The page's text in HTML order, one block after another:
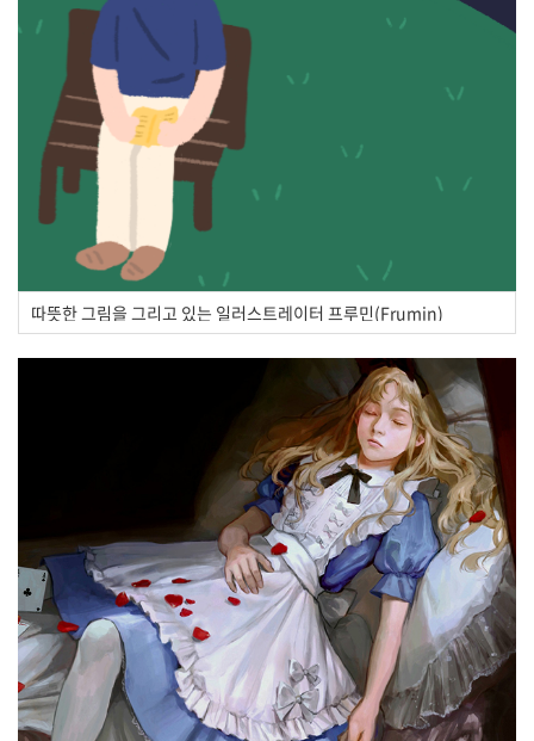
따뜻한 그림을 그리고 있는 일러스트레이터 프루민(Frumin)